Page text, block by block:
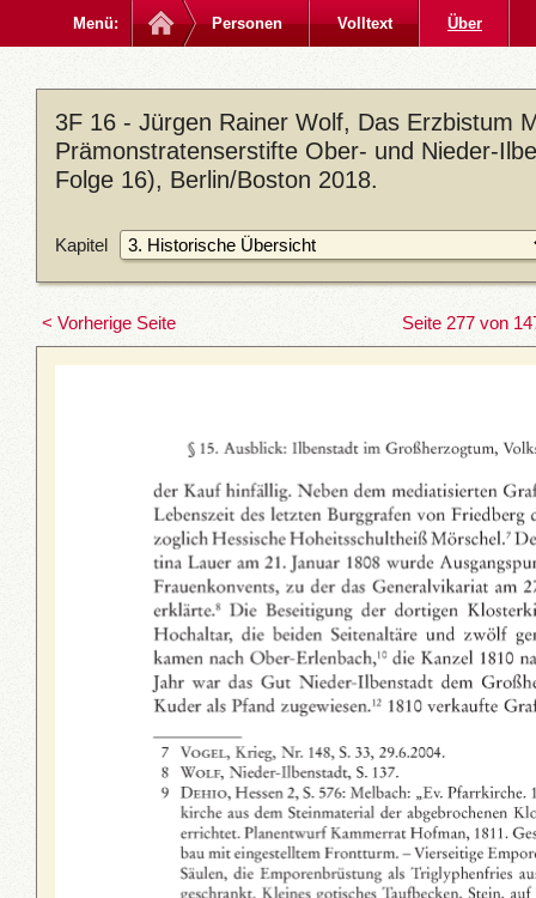
Menü: Personen Volltext Über
3F 16 - Jürgen Rainer Wolf, Das Erzbistum
Prämonstratenserstifte Ober- und Nieder-
Folge 16), Berlin/Boston 2018.
Kapitel
< Vorherige Seite Seite 277 von